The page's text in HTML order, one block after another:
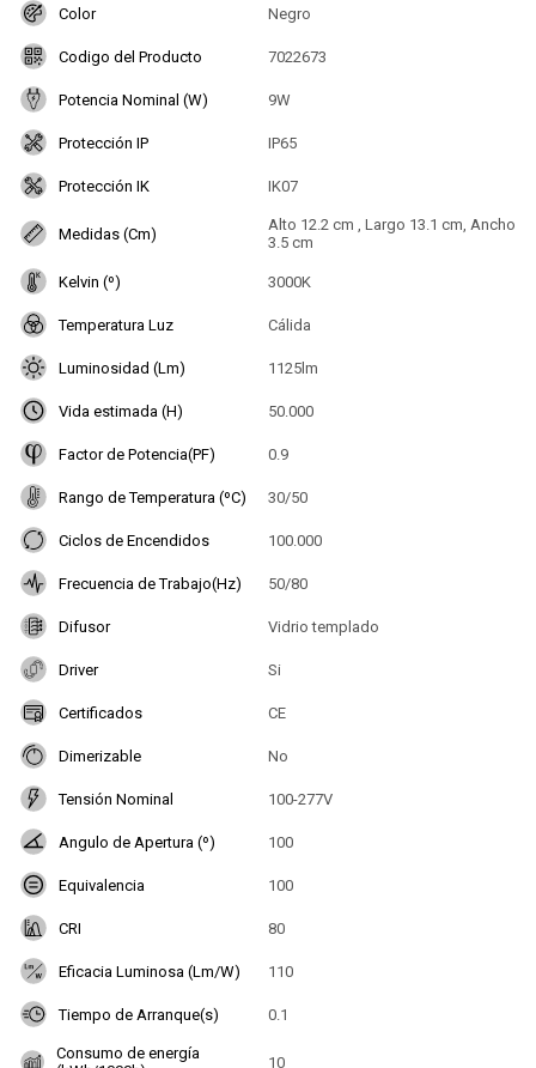
Color Negro
Codigo del Producto 7022673
Potencia Nominal (W) 9W
Protección IP IP65
Protección IK IK07
Medidas (Cm)
Alto 12.2 cm , Largo 13.1 cm, Ancho
3.5 cm
Kelvin (º) 3000K
Temperatura Luz Cálida
Luminosidad (Lm) 1125lm
Vida estimada (H) 50.000
Factor de Potencia(PF) 0.9
Rango de Temperatura (ºC) 30/50
Ciclos de Encendidos 100.000
Frecuencia de Trabajo(Hz) 50/80
Difusor Vidrio templado
Driver Si
Certificados CE
Dimerizable No
Tensión Nominal 100-277V
Angulo de Apertura (º) 100
Equivalencia 100
CRI 80
Eficacia Luminosa (Lm/W) 110
Tiempo de Arranque(s) 0.1
Consumo de energía
10